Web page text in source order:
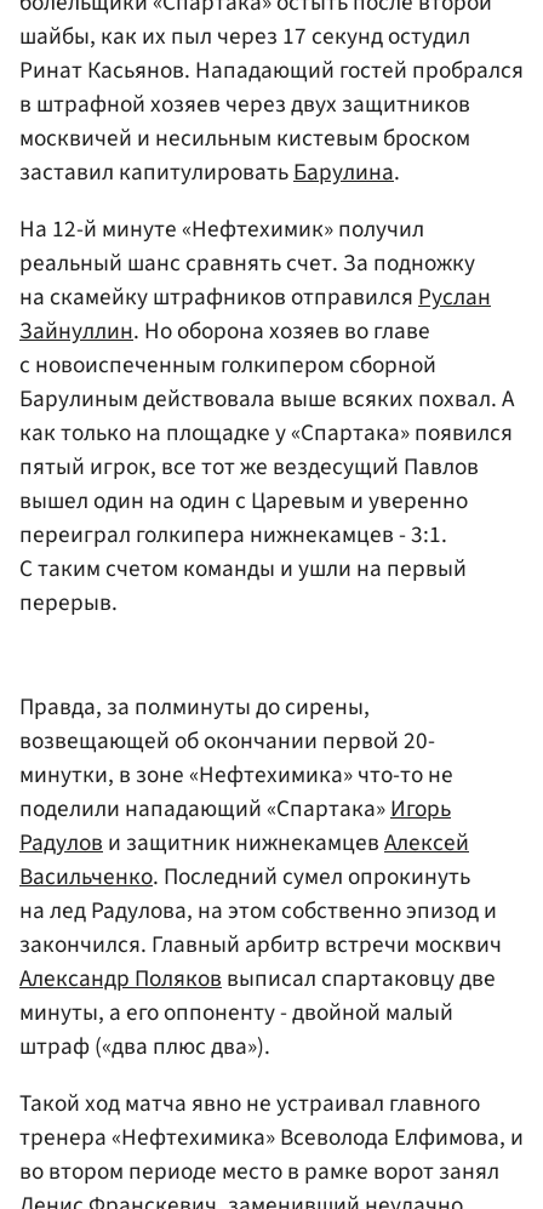
шайбы, как их пыл через 17 секунд остудил
Ринат Касьянов. Нападающий гостей пробрался
в штрафной хозяев через двух защитников
москвичей и несильным кистевым броском
заставил капитулироватьБарулина.
На 12-й минуте «Нефтехимик» получил
реальный шанс сравнять счет. За подножку
на скамейку штрафников отправилсяРуслан
Зайнуллин. Но оборона хозяев во главе
с новоиспеченным голкипером сборной
Барулиным действовала выше всяких похвал. А
как только на площадке у «Спартака» появился
пятый игрок, все тот же вездесущий Павлов
вышел один на один с Царевым и уверенно
переиграл голкипера нижнекамцев - 3:1.
С таким счетом команды и ушли на первый
перерыв.
Правда, за полминуты до сирены,
возвещающей об окончании первой 20-
минутки, в зоне «Нефтехимика» что-то не
поделили нападающий «Спартака»Игорь
Радулови защитник нижнекамцевАлексей
Васильченко. Последний сумел опрокинуть
на лед Радулова, на этом собственно эпизод и
закончился. Главный арбитр встречи москвич
Александр Поляковвыписал спартаковцу две
минуты, а его оппоненту - двойной малый
штраф («два плюс два»).
Такой ход матча явно не устраивал главного
тренера «Нефтехимика» Всеволода Елфимова, и
во втором периоде место в рамке ворот занял